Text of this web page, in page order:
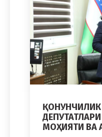
ҚОНУНЧИЛИК
МОҲИЯТИ ВА